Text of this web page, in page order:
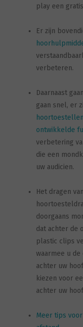
play een
Er zijn
verbeteren.
Daarnaast
gaan snel, er
ontwikkelde
verbetering
die een
uw audicien.
Het dragen
doorgaans
dat achter de
plastic clips
waarmee u
achter uw
kiezen voor
achter uw
Meer tips